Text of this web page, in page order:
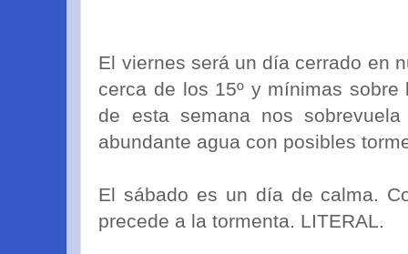
El viernes será un día cerrado en
cerca de los 15º y mínimas sobre
de esta semana nos
abundante agua con posibles
El sábado es un día de calma.
precede a la tormenta. LITERAL.